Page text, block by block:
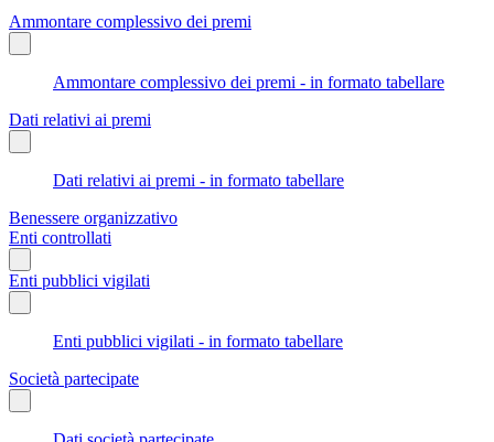
Ammontare complessivo dei premi
Ammontare complessivo dei premi - in formato tabellare
Dati relativi ai premi
Dati relativi ai premi - in formato tabellare
Benessere organizzativo
Enti controllati
Enti pubblici vigilati
Enti pubblici vigilati - in formato tabellare
Società partecipate